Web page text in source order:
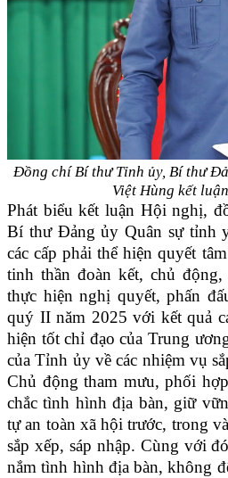
Đồng chí Bí thư Tỉnh ủy, Bí thư
Việt Hùng kết
Phát biểu kết luận Hội nghị,
Bí thư Đảng ủy Quân sự tỉnh
các cấp phải thể hiện quyết
tinh thần đoàn kết, chủ
thực hiệnnghị quyết, phấn
quý II năm 2025 với kết quả
hiện tốt chỉ đạo của Trung
của Tỉnh ủy về các nhiệm vụ
Chủ động tham mưu, phối
chắc tình hình địa bàn, giữ
tự an toàn xã hội trước, trong
sắp xếp, sáp nhập. Cùng với
nắm tình hình địa bàn, không